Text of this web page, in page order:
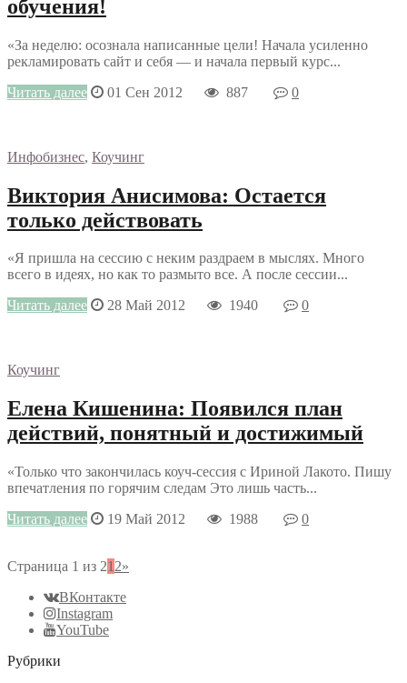
обучения!
«За неделю: осознала написанные цели! Начала усиленно
рекламировать сайт и себя — и начала первый курс...
Читать далее
01 Сен 2012 887 0
Инфобизнес, Коучинг
Виктория Анисимова: Остается
только действовать
«Я пришла на сессию с неким раздраем в мыслях. Много
всего в идеях, но как то размыто все. А после сессии...
Читать далее
28 Май 2012 1940 0
Коучинг
Елена Кишенина: Появился план
действий, понятный и достижимый
«Только что закончилась коуч-сессия с Ириной Лакото. Пишу
впечатления по горячим следам Это лишь часть...
Читать далее
19 Май 2012 1988 0
Страница 1 из 21 2»
ВКонтакте
Instagram
YouTube
Рубрики